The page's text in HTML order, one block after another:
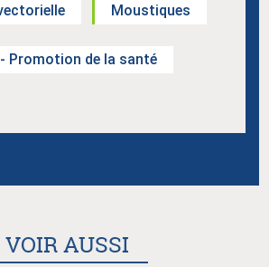
Moustiques
Promotion de la santé
VOIR AUSSI